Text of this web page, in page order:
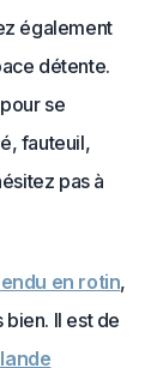
également
détente.
se
fauteuil,
pas à
en rotin,
Il est de